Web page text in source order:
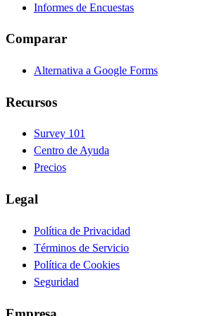
Informes de Encuestas
Comparar
Alternativa a Google Forms
Recursos
Survey 101
Centro de Ayuda
Precios
Legal
Política de Privacidad
Términos de Servicio
Política de Cookies
Seguridad